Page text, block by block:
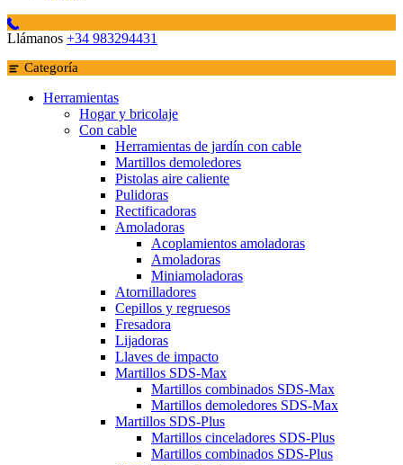
Llámanos +34 983294431
Categoría
Herramientas
Hogar y bricolaje
Con cable
Herramientas de jardín con cable
Martillos demoledores
Pistolas aire caliente
Pulidoras
Rectificadoras
Amoladoras
Acoplamientos amoladoras
Amoladoras
Miniamoladoras
Atornilladores
Cepillos y regruesos
Fresadora
Lijadoras
Llaves de impacto
Martillos SDS-Max
Martillos combinados SDS-Max
Martillos demoledores SDS-Max
Martillos SDS-Plus
Martillos cinceladores SDS-Plus
Martillos combinados SDS-Plus